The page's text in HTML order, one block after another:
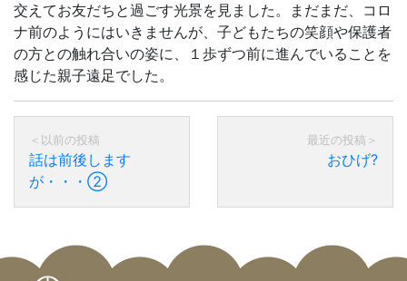
交えてお友だちと過ごす光景を見ました。まだまだ、コロ
ナ前のようにはいきませんが、子どもたちの笑顔や保護者
の方との触れ合いの姿に、１歩ずつ前に進んでいることを
感じた親子遠足でした。
話は前後します
が・・・②
おひげ?